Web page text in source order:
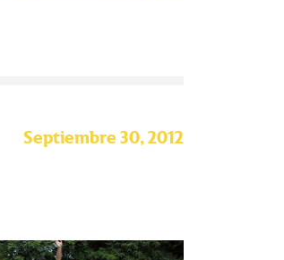
Septiembre 30, 2012